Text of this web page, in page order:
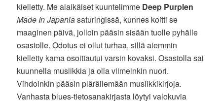
kielletty. Me alaikäiset kuuntelimme Deep Purplen
Made In Japaniasaturingissä, kunnes koitti se
maaginen päivä, jolloin pääsin sisään tuolle pyhälle
osastolle. Odotus ei ollut turhaa, sillä aiemmin
kielletty kama osoittautui varsin kovaksi. Osastolla sai
kuunnella musiikkia ja olla viimeinkin nuori.
Vihdoinkin pääsin pläräilemään musiikkikirjoja.
Vanhasta blues-tietosanakirjasta löytyi valokuvia